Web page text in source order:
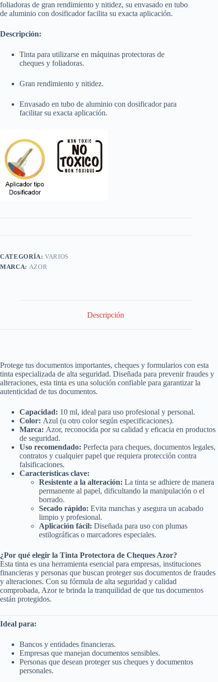
foliadoras de gran rendimiento y nitidez, su envasado en tubo
de aluminio con dosificador facilita su exacta aplicación.
Descripción:
Tinta para utilizarse en máquinas protectoras de
cheques y foliadoras.
Gran rendimiento y nitidez.
Envasado en tubo de aluminio con dosificador para
facilitar su exacta aplicación.
CATEGORÍA:VARIOS
MARCA: AZOR
Descripción
Protege tus documentos importantes, cheques y formularios con esta
tinta especializada de alta seguridad. Diseñada para prevenir fraudes y
alteraciones, esta tinta es una solución confiable para garantizar la
autenticidad de tus documentos.
Capacidad: 10 ml, ideal para uso profesional y personal.
Color: Azul (u otro color según especificaciones).
Marca: Azor, reconocida por su calidad y eficacia en productos
de seguridad.
Uso recomendado: Perfecta para cheques, documentos legales,
contratos y cualquier papel que requiera protección contra
falsificaciones.
Características clave:
Resistente a la alteración: La tinta se adhiere de manera
permanente al papel, dificultando la manipulación o el
borrado.
Secado rápido: Evita manchas y asegura un acabado
limpio y profesional.
Aplicación fácil: Diseñada para uso con plumas
estilográficas o marcadores especiales.
¿Por qué elegir la Tinta Protectora de Cheques Azor?
Esta tinta es una herramienta esencial para empresas, instituciones
financieras y personas que buscan proteger sus documentos de fraudes
y alteraciones. Con su fórmula de alta seguridad y calidad
comprobada, Azor te brinda la tranquilidad de que tus documentos
están protegidos.
Ideal para:
Bancos y entidades financieras.
Empresas que manejan documentos sensibles.
Personas que desean proteger sus cheques y documentos
personales.